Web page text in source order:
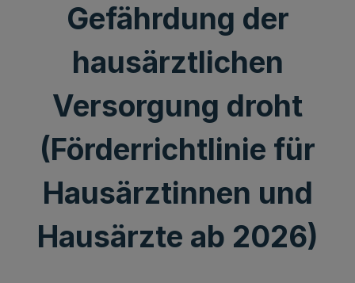
Gefährdung der
hausärztlichen
Versorgung droht
(Förderrichtlinie für
Hausärztinnen und
Hausärzte ab 2026)